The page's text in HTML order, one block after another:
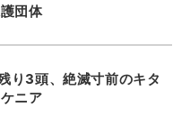
団体
り3頭、絶滅寸前のキタ
ニア